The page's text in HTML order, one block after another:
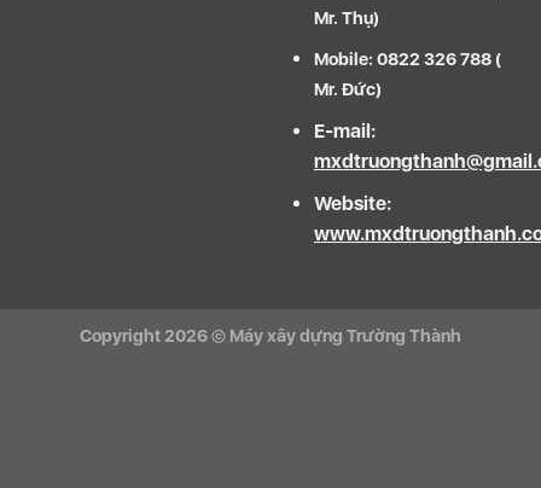
Mr. Thụ)
Mobile: 0822 326 788 (
Mr. Đức)
E-mail:
Website:
Copyright 2026 © Máy xây dựng Trường Thành